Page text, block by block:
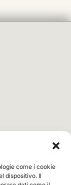
come i cookie
dispositivo. Il